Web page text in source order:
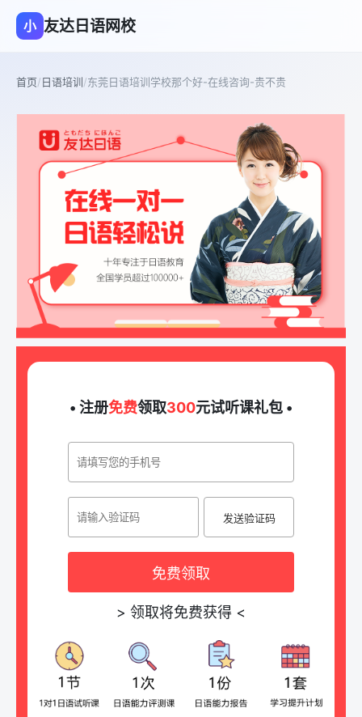
小 友达日语网校
首页/日语培训/东莞日语培训学校那个好-在线咨询-贵不贵
• 注册免费领取300元试听课礼包 •
发送验证码
免费领取
> 领取将免费获得 <